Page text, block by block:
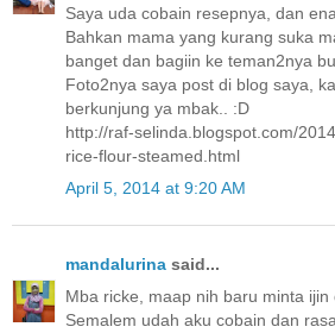
Saya uda cobain resepnya, dan
Bahkan mama yang kurang suka
banget dan bagiin ke teman2nya
Foto2nya saya post di blog saya,
berkunjung ya mbak.. :D
http://raf-selinda.blogspot.com/
rice-flour-steamed.html
April 5, 2014 at 9:20 AM
mandalurina said...
Mba ricke, maap nih baru minta ijin
Semalem udah aku cobain dan